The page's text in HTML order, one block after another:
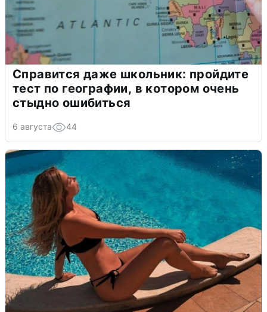
Справится даже школьник: пройдите
тест по географии, в котором очень
стыдно ошибиться
6 августа 44